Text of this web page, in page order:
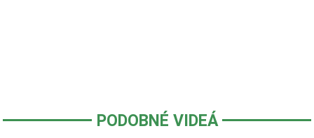
PODOBNÉ VIDEÁ